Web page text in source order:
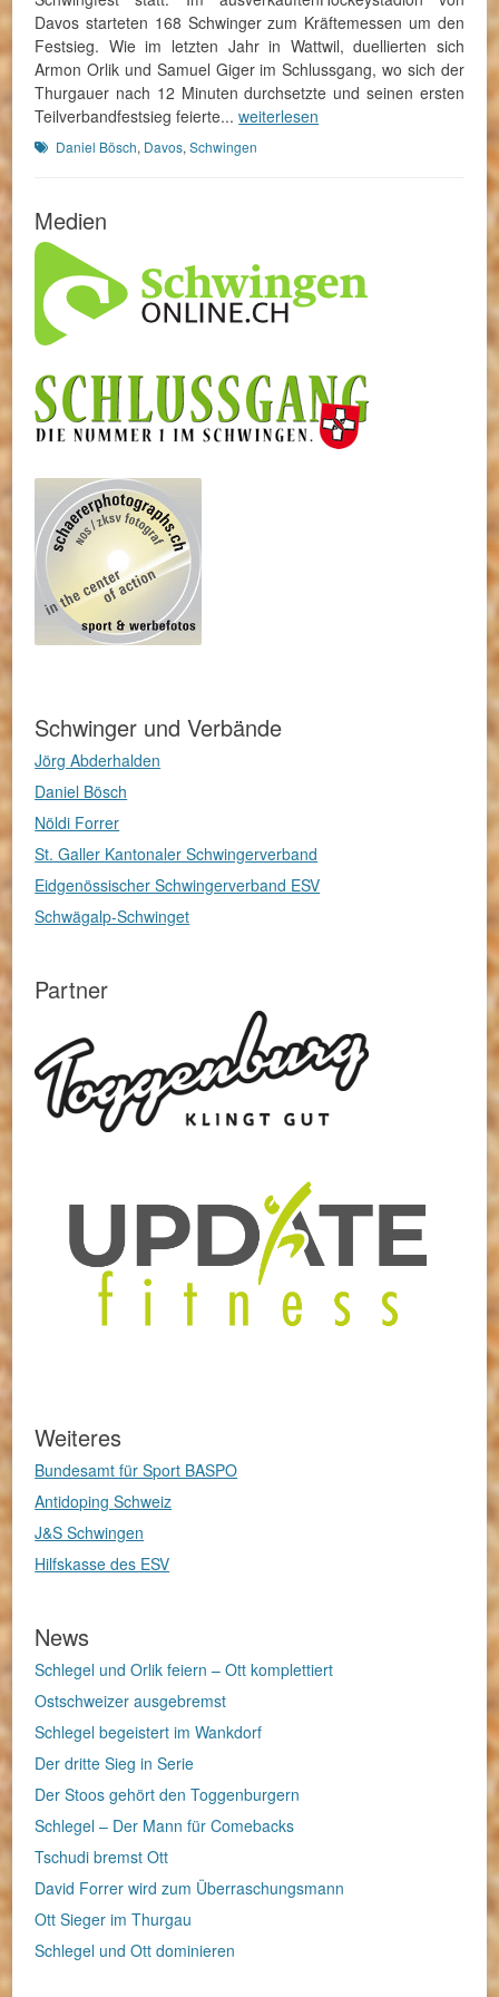
Davos starteten 168 Schwinger zum Kräftemessen um den
Festsieg. Wie im letzten Jahr in Wattwil, duellierten sich
Armon Orlik und Samuel Giger im Schlussgang, wo sich der
Thurgauer nach 12 Minuten durchsetzte und seinen ersten
Teilverbandfestsieg feierte...weiterlesen
Schlagworte
Daniel Bösch, Davos,Schwingen
Medien
Schwinger und Verbände
Jörg Abderhalden
Daniel Bösch
Nöldi Forrer
St. Galler Kantonaler Schwingerverband
Eidgenössischer Schwingerverband ESV
Schwägalp-Schwinget
Partner
Weiteres
Bundesamt für Sport BASPO
Antidoping Schweiz
J&S Schwingen
Hilfskasse des ESV
News
Schlegel und Orlik feiern – Ott komplettiert
Ostschweizer ausgebremst
Schlegel begeistert im Wankdorf
Der dritte Sieg in Serie
Der Stoos gehört den Toggenburgern
Schlegel – Der Mann für Comebacks
Tschudi bremst Ott
David Forrer wird zum Überraschungsmann
Ott Sieger im Thurgau
Schlegel und Ott dominieren